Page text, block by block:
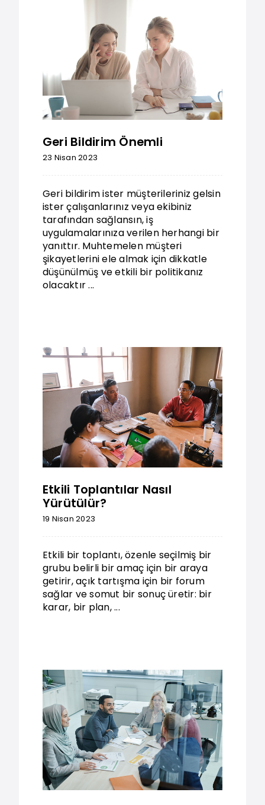
Geri Bildirim Önemli
23 Nisan 2023
Geri bildirim ister müşterileriniz gelsin
ister çalışanlarınız veya ekibiniz
tarafından sağlansın, iş
uygulamalarınıza verilen herhangi bir
yanıttır. Muhtemelen müşteri
şikayetlerini ele almak için dikkatle
düşünülmüş ve etkili bir politikanız
olacaktır ...
Etkili Toplantılar Nasıl
Yürütülür?
19 Nisan 2023
Etkili bir toplantı, özenle seçilmiş bir
grubu belirli bir amaç için bir araya
getirir, açık tartışma için bir forum
sağlar ve somut bir sonuç üretir: bir
karar, bir plan, ...